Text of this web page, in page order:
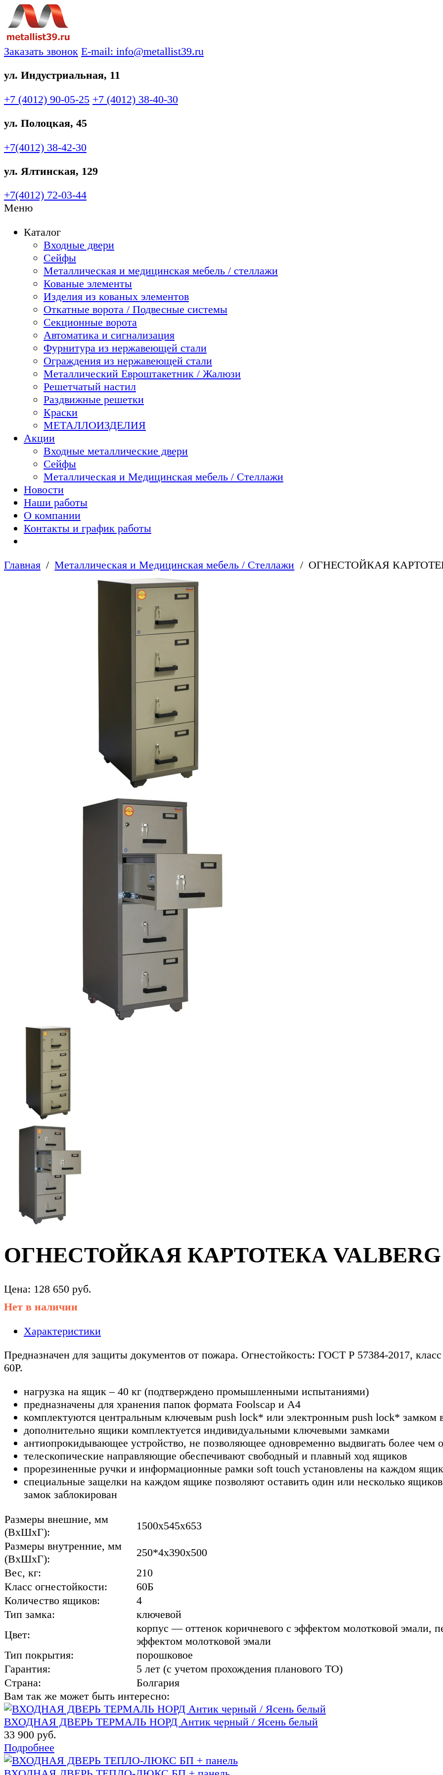
Заказать звонок E-mail: info@metallist39.ru
ул. Индустриальная, 11
+7 (4012) 90-05-25 +7 (4012) 38-40-30
ул. Полоцкая, 45
+7(4012) 38-42-30
ул. Ялтинская, 129
+7(4012) 72-03-44
Меню
Каталог
Входные двери
Сейфы
Металлическая и медицинская мебель / стеллажи
Кованые элементы
Изделия из кованых элементов
Откатные ворота / Подвесные системы
Секционные ворота
Автоматика и сигнализация
Фурнитура из нержавеющей стали
Ограждения из нержавеющей стали
Металлический Евроштакетник / Жалюзи
Решетчатый настил
Раздвижные решетки
Краски
МЕТАЛЛОИЗДЕЛИЯ
Акции
Входные металлические двери
Сейфы
Металлическая и Медицинская мебель / Стеллажи
Новости
Наши работы
О компании
Контакты и график работы
Главная Металлическая и Медицинская мебель / Стеллажи ОГНЕСТОЙКАЯ
ОГНЕСТОЙКАЯ КАРТОТЕКА VALBERG
Цена: 128 650 руб.
Нет в наличии
Характеристики
Предназначен для защиты документов от пожара. Огнестойкость: ГОСТ Р 57384-2017,
60P.
нагрузка на ящик – 40 кг (подтверждено промышленными испытаниями)
предназначены для хранения папок формата Foolscap и A4
комплектуются центральным ключевым push lock* или электронным push lock* замком
дополнительно ящики комплектуется индивидуальными ключевыми замками
антиопрокидывающее устройство, не позволяющее одновременно выдвигать более чем
телескопические направляющие обеспечивают свободный и плавный ход ящиков
прорезиненные ручки и информационные рамки soft touch установлены на каждом
специальные защелки на каждом ящике позволяют оставить один или несколько
замок заблокирован
Размеры внешние, мм
(ВхШхГ):
1500x545x653
Размеры внутренние, мм
(ВхШхГ):
250*4x390x500
Вес, кг:
210
Класс огнестойкости:
60Б
Количество ящиков:
4
Тип замка:
ключевой
Цвет:
корпус — оттенок коричневого с эффектом молотковой эмали,
эффектом молотковой эмали
Тип покрытия:
порошковое
Гарантия:
5 лет (с учетом прохождения планового ТО)
Страна:
Болгария
Вам так же может быть интересно:
ВХОДНАЯ ДВЕРЬ ТЕРМАЛЬ НОРД Антик черный / Ясень белый
33 900 руб.
Подробнее